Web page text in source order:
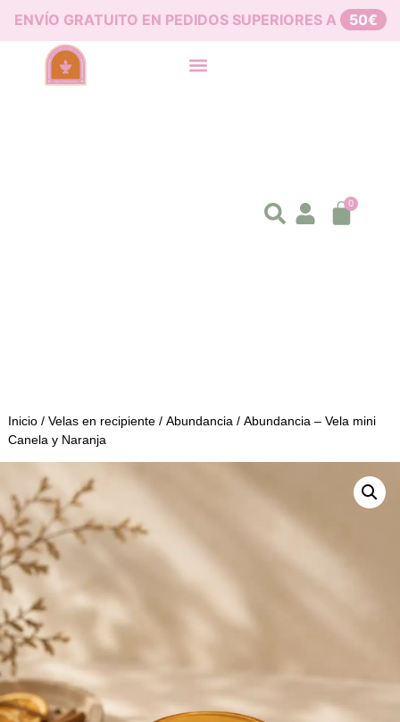
ENVÍO GRATUITO EN PEDIDOS SUPERIORES A 50€
0
Inicio/ Velas en recipiente/ Abundancia / Abundancia – Vela mini
Canela y Naranja